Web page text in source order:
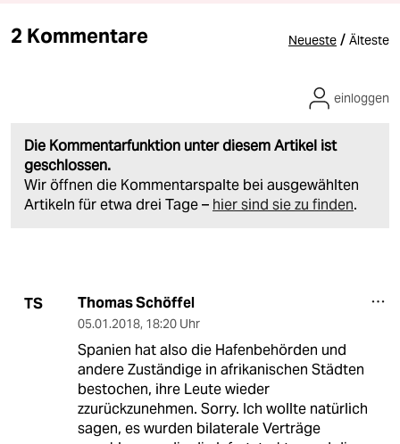
2 Kommentare Neueste / Älteste
Die Kommentarfunktion unter diesem Artikel ist
geschlossen.
Wir öffnen die Kommentarspalte bei ausgewählten
Artikeln für etwa drei Tage – hier sind sie zu finden.
einloggen
TS Thomas Schöffel
05.01.2018, 18:20 Uhr
Spanien hat also die Hafenbehörden und
andere Zuständige in afrikanischen Städten
bestochen, ihre Leute wieder
zzurückzunehmen. Sorry. Ich wollte natürlich
sagen, es wurden bilaterale Verträge